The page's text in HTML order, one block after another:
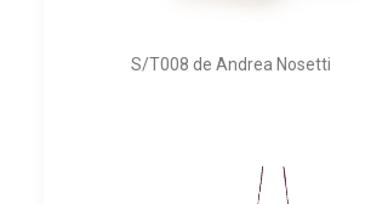
S/T008 de Andrea Nosetti